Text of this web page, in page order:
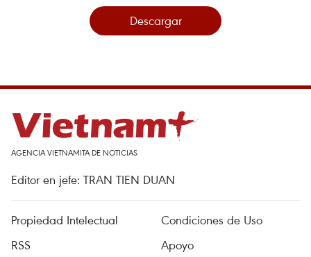
Descargar
AGENCIA VIETNAMITA DE NOTICIAS
Editor en jefe: TRAN TIEN DUAN
Propiedad Intelectual
Condiciones de Uso
RSS
Apoyo